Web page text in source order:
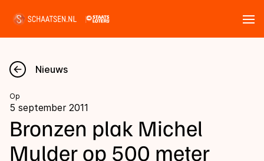
Nieuws
Kalender
Disciplines
Nieuws
Op
5 september 2011
Bronzen plak Michel
Mulder op 500 meter